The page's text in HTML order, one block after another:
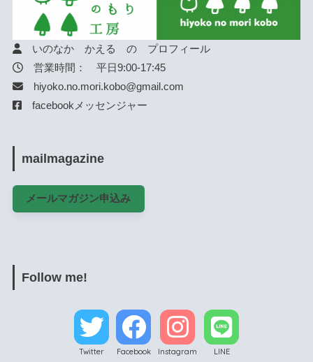
いのなか かえる の プロフィール
営業時間： 平日9:00-17:45
hiyoko.no.mori.kobo@gmail.com
facebookメッセンジャー
mailmagazine
メールマガジン申込み
Follow me!
Twitter Facebook Instagram LINE